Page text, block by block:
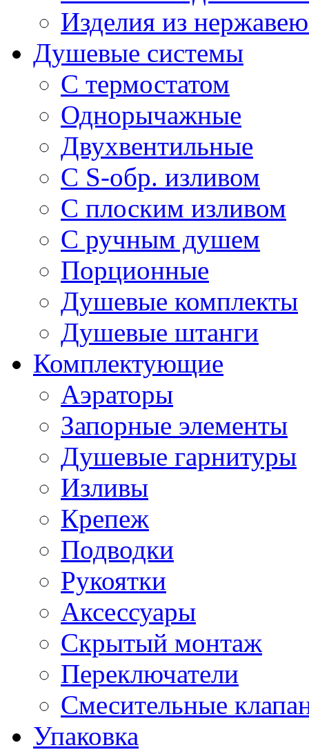
Изделия из
Душевые системы
С термостатом
Однорычажные
Двухвентильные
С S-обр. изливом
С плоским изливом
С ручным душем
Порционные
Душевые комплекты
Душевые штанги
Комплектующие
Аэраторы
Запорные элементы
Душевые гарнитуры
Изливы
Крепеж
Подводки
Рукоятки
Аксессуары
Скрытый монтаж
Переключатели
Смесительные
Упаковка